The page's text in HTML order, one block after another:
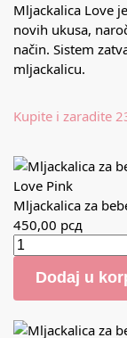
Mljackalica Love
novih ukusa,
način. Sistem
mljackalicu.
Kupite i zaradite
Mljackalica za
450,00 рсд
Dodaj u